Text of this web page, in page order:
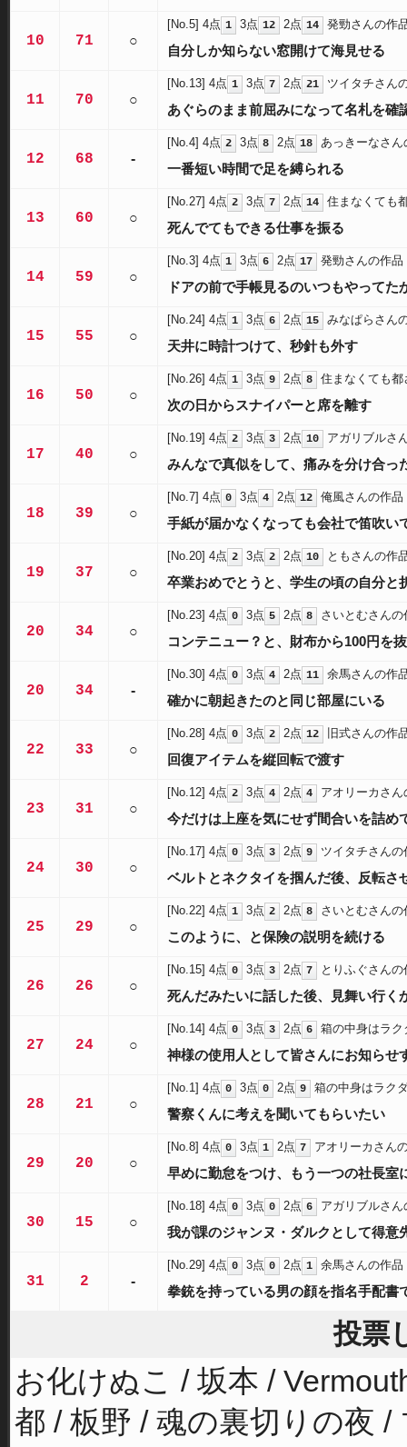
10 71 ○
[No.5] 4点 1 3点 12 2点 14 発勁さんの作
自分しか知らない窓開けて海見せる
11 70 ○
[No.13] 4点 1 3点 7 2点 21 ツイタチさん
あぐらのまま前屈みになって名札を確
12 68 -
[No.4] 4点 2 3点 8 2点 18 あっきーなさん
一番短い時間で足を縛られる
13 60 ○
[No.27] 4点 2 3点 7 2点 14 住まなくても
死んでてもできる仕事を振る
14 59 ○
[No.3] 4点 1 3点 6 2点 17 発勁さんの作品
ドアの前で手帳見るのいつもやってた
15 55 ○
[No.24] 4点 1 3点 6 2点 15 みなぱらさん
天井に時計つけて、秒針も外す
16 50 ○
[No.26] 4点 1 3点 9 2点 8 住まなくても都
次の日からスナイパーと席を離す
17 40 ○
[No.19] 4点 2 3点 3 2点 10 アガリブルさ
みんなで真似をして、痛みを分け合っ
18 39 ○
[No.7] 4点 0 3点 4 2点 12 俺風さんの作品
手紙が届かなくなっても会社で笛吹い
19 37 ○
[No.20] 4点 2 3点 2 2点 10 ともさんの作
卒業おめでとうと、学生の頃の自分と
20 34 ○
[No.23] 4点 0 3点 5 2点 8 さいとむさんの
コンテニュー？と、財布から100円を
20 34 -
[No.30] 4点 0 3点 4 2点 11 余馬さんの作
確かに朝起きたのと同じ部屋にいる
22 33 ○
[No.28] 4点 0 3点 2 2点 12 旧式さんの作
回復アイテムを縦回転で渡す
23 31 ○
[No.12] 4点 2 3点 4 2点 4 アオリーカさん
今だけは上座を気にせず間合いを詰め
24 30 ○
[No.17] 4点 0 3点 3 2点 9 ツイタチさんの
ベルトとネクタイを掴んだ後、反転さ
25 29 ○
[No.22] 4点 1 3点 2 2点 8 さいとむさんの
このように、と保険の説明を続ける
26 26 ○
[No.15] 4点 0 3点 3 2点 7 とりふぐさんの
死んだみたいに話した後、見舞い行く
27 24 ○
[No.14] 4点 0 3点 3 2点 6 箱の中身はラク
神様の使用人として皆さんにお知らせ
28 21 ○
[No.1] 4点 0 3点 0 2点 9 箱の中身はラク
警察くんに考えを聞いてもらいたい
29 20 ○
[No.8] 4点 0 3点 1 2点 7 アオリーカさん
早めに勤怠をつけ、もう一つの社長室
30 15 ○
[No.18] 4点 0 3点 0 2点 6 アガリブルさん
我が課のジャンヌ・ダルクとして得意
31 2 -
[No.29] 4点 0 3点 0 2点 1 余馬さんの作品
拳銃を持っている男の顔を指名手配書
投票
お化けぬこ / 坂本 /
都 / 板野 / 魂の裏切りの夜